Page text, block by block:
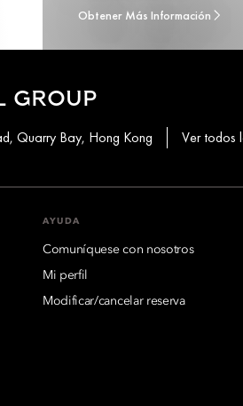
Obtener Más Información
GROUP
Quarry Bay, Hong Kong Ver todos
AYUDA
Comuníquese con nosotros
Mi perfil
Modificar/cancelar reserva